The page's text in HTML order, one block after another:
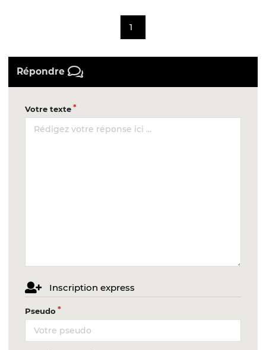
1
Répondre
Votre texte
Inscription express
Pseudo